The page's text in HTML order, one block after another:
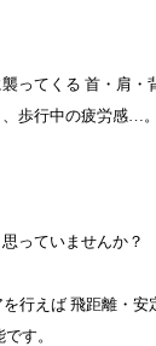
ってくる 首・肩・
歩行中の疲労感…。
っていませんか？
行えば 飛距離・安
す。